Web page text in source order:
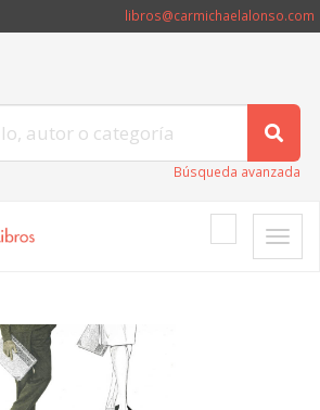
libros@carmichaelalonso.com
Búsqueda avanzada
Toggle